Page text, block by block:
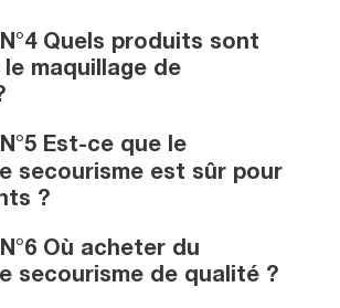
Quels produits sont
maquillage de
Est-ce que le
secourisme est sûr pour
?
Où acheter du
secourisme de qualité ?